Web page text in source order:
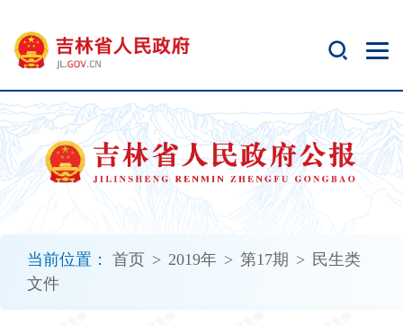
当前位置： 首页 > 2019年 > 第17期 > 民生类
文件
开
无
障
碍
说
明
加